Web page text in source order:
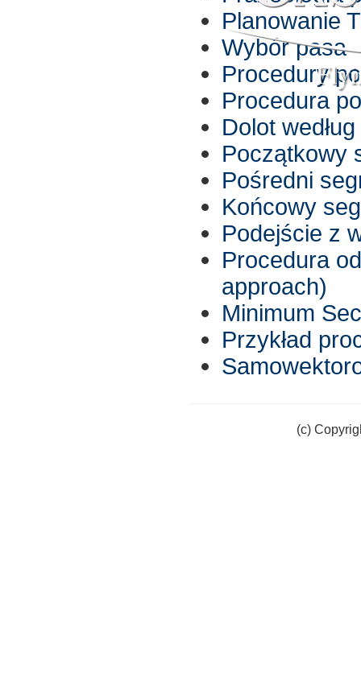
Planowanie
Wybór pasa
Procedury
Procedura
Dolot
Początkowy
Pośredni
Końcowy
Podejście z
Procedura
approach)
Minimum
Przykład
(c)